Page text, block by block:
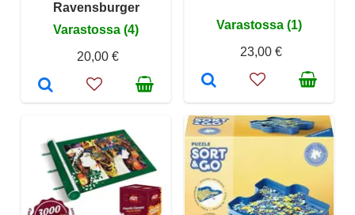
Ravensburger
Varastossa (4)
20,00 €
Varastossa (1)
23,00 €